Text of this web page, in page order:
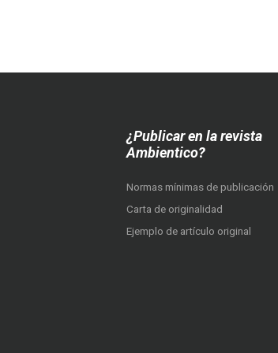
¿Publicar en la revista
Ambientico?
Normas mínimas de publicación
Carta de originalidad
Ejemplo de artículo original